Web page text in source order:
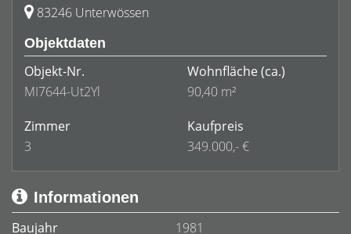
83246 Unterwössen
Objektdaten
Objekt-Nr.
MI7644-Ut2Yl
Wohnfläche (ca.)
90,40 m²
Zimmer
3
Kaufpreis
349.000,- €
Informationen
Baujahr
1981